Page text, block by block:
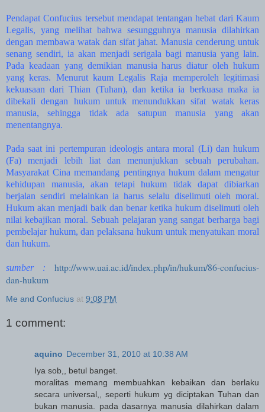
Pendapat Confucius tersebut mendapat tentangan hebat dari Kaum
Legalis, yang melihat bahwa sesungguhnya manusia dilahirkan
dengan membawa watak dan sifat jahat. Manusia cenderung untuk
senang sendiri, ia akan menjadi serigala bagi manusia yang lain.
Pada keadaan yang demikian manusia harus diatur oleh hukum
yang keras. Menurut kaum Legalis Raja memperoleh legitimasi
kekuasaan dari Thian (Tuhan), dan ketika ia berkuasa maka ia
dibekali dengan hukum untuk menundukkan sifat watak keras
manusia, sehingga tidak ada satupun manusia yang akan
menentangnya.
Pada saat ini pertempuran ideologis antara moral (Li) dan hukum
(Fa) menjadi lebih liat dan menunjukkan sebuah perubahan.
Masyarakat Cina memandang pentingnya hukum dalam mengatur
kehidupan manusia, akan tetapi hukum tidak dapat dibiarkan
berjalan sendiri melainkan ia harus selalu diselimuti oleh moral.
Hukum akan menjadi baik dan benar ketika hukum diselimuti oleh
nilai kebajikan moral. Sebuah pelajaran yang sangat berharga bagi
pembelajar hukum, dan pelaksana hukum untuk menyatukan moral
dan hukum.
sumber :
http://www.uai.ac.id/index.php/in/hukum/86-confucius-
dan-hukum
Me and Confucius at 9:08 PM
1 comment:
aquino December 31, 2010 at 10:38 AM
Iya sob,, betul banget.
moralitas memang membuahkan kebaikan dan berlaku
secara universal,, seperti hukum yg diciptakan Tuhan dan
bukan manusia. pada dasarnya manusia dilahirkan dalam